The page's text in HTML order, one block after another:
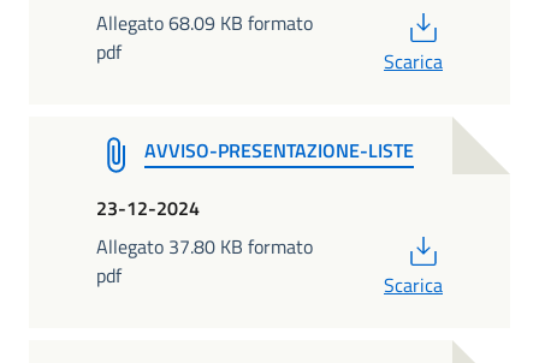
Allegato 68.09 KB formato
pdf
Scarica
AVVISO-PRESENTAZIONE-LISTE
23-12-2024
Allegato 37.80 KB formato
pdf
Scarica